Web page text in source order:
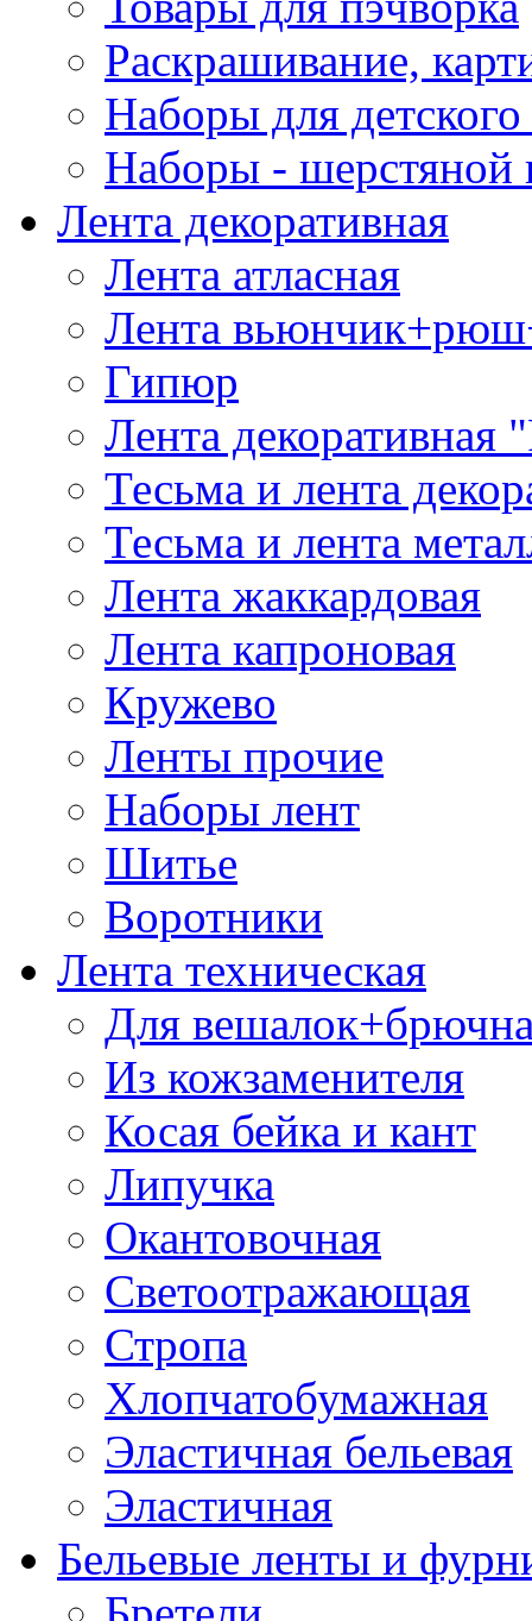
Раскрашивание,
Наборы для
Наборы - шерстяной
Лента декоративная
Лента атласная
Лента
Гипюр
Лента декоративная
Тесьма и лента
Тесьма и лента
Лента жаккардовая
Лента капроновая
Кружево
Ленты прочие
Наборы лент
Шитье
Воротники
Лента техническая
Для
Из кожзаменителя
Косая бейка и кант
Липучка
Окантовочная
Светоотражающая
Стропа
Хлопчатобумажная
Эластичная бельевая
Эластичная
Бельевые ленты и